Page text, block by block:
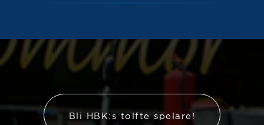
Bli HBK:s tolfte spelare!